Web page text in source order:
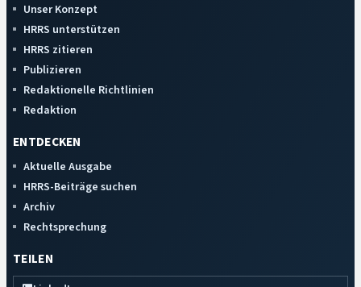
Unser Konzept
HRRS unterstützen
HRRS zitieren
Publizieren
Redaktionelle Richtlinien
Redaktion
ENTDECKEN
Aktuelle Ausgabe
HRRS-Beiträge suchen
Archiv
Rechtsprechung
TEILEN